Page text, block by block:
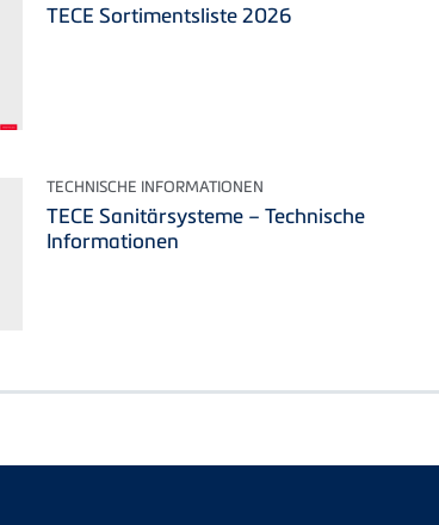
TECE Sortimentsliste 2026
TECHNISCHE INFORMATIONEN
TECE Sanitärsysteme – Technische
Informationen